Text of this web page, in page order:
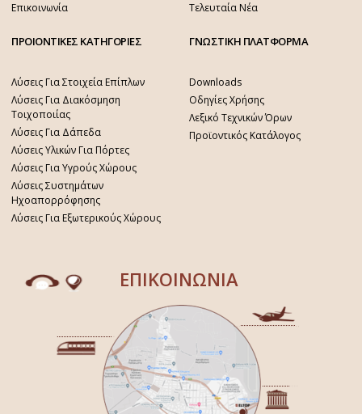
Επικοινωνία
Τελευταία Νέα
ΠΡΟΙΟΝΤΙΚΕΣ ΚΑΤΗΓΟΡΙΕΣ
Λύσεις Για Στοιχεία Επίπλων
Λύσεις Για Διακόσμηση
Τοιχοποιίας
Λύσεις Για Δάπεδα
Λύσεις Υλικών Για Πόρτες
Λύσεις Για Υγρούς Χώρους
Λύσεις Συστημάτων
Ηχοαπορρόφησης
Λύσεις Για Εξωτερικούς Χώρους
ΓΝΩΣΤΙΚΗ ΠΛΑΤΦΟΡΜΑ
Downloads
Οδηγίες Χρήσης
Λεξικό Τεχνικών Όρων
Προϊοντικός Κατάλογος
ΕΠΙΚΟΙΝΩΝΙΑ